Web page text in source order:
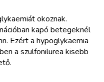
okoznak.
kapó betegeknél
Ezért a hypoglykaemia
a szulfonilurea kisebb